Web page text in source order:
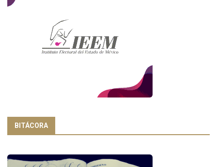
BITÁCORA